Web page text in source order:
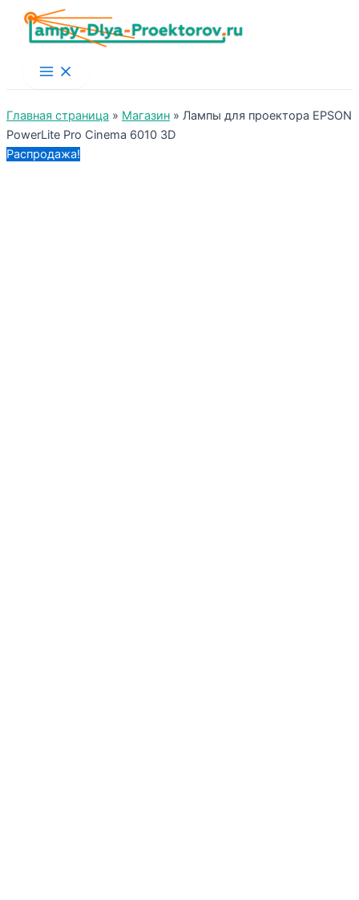
Main
Menu
Главная страница » Магазин » Лампы для проектора EPSON
PowerLite Pro Cinema 6010 3D
Распродажа!